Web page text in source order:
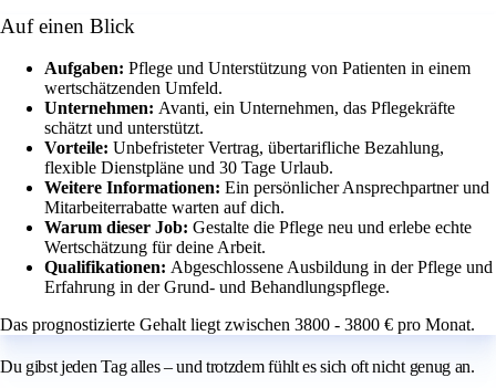
Auf einen Blick
Aufgaben: Pflege und Unterstützung von Patienten in einem
wertschätzenden Umfeld.
Unternehmen: Avanti, ein Unternehmen, das Pflegekräfte
schätzt und unterstützt.
Vorteile: Unbefristeter Vertrag, übertarifliche Bezahlung,
flexible Dienstpläne und 30 Tage Urlaub.
Weitere Informationen: Ein persönlicher Ansprechpartner und
Mitarbeiterrabatte warten auf dich.
Warum dieser Job: Gestalte die Pflege neu und erlebe echte
Wertschätzung für deine Arbeit.
Qualifikationen: Abgeschlossene Ausbildung in der Pflege und
Erfahrung in der Grund- und Behandlungspflege.
Das prognostizierte Gehalt liegt zwischen 3800 - 3800 € pro Monat.
Du gibst jeden Tag alles – und trotzdem fühlt es sich oft nicht genug an.